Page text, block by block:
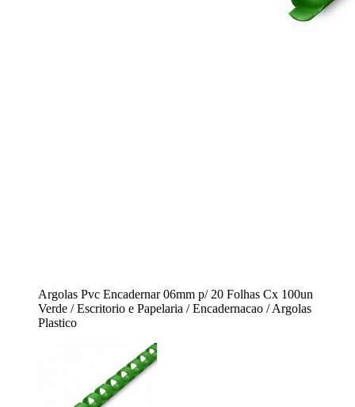
Argolas Pvc Encadernar 06mm p/ 20 Folhas Cx 100un
Verde / Escritorio e Papelaria / Encadernacao / Argolas
Plastico